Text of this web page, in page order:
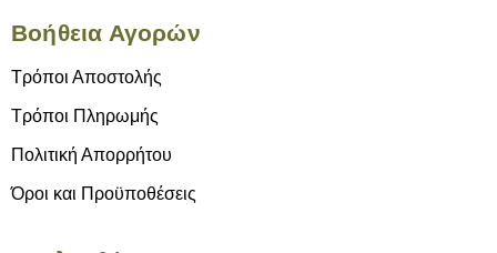
Βοήθεια Αγορών
Τρόποι Αποστολής
Τρόποι Πληρωμής
Πολιτική Απορρήτου
Όροι και Προϋποθέσεις